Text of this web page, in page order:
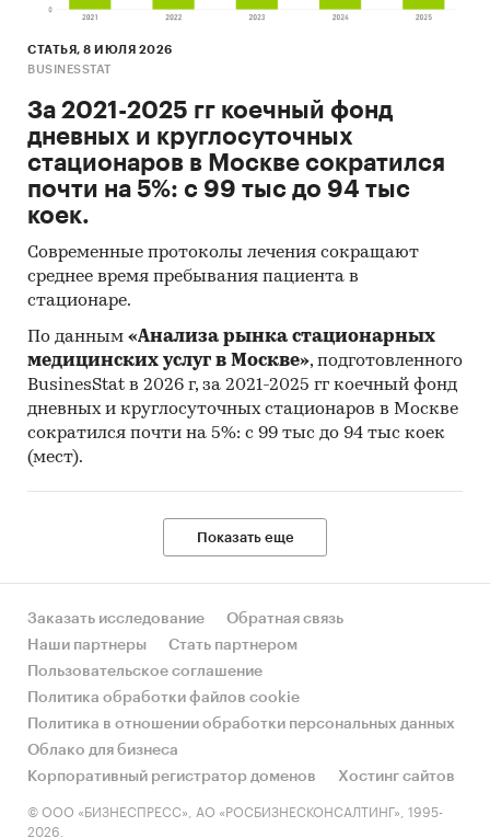
СТАТЬЯ, 8 ИЮЛЯ 2026
BUSINESSTAT
За 2021-2025 гг коечный фонд
дневных и круглосуточных
стационаров в Москве сократился
почти на 5%: с 99 тыс до 94 тыс
коек.
Современные протоколы лечения сокращают
среднее время пребывания пациента в
стационаре.
По данным «Анализа рынка стационарных
медицинских услуг в Москве», подготовленного
BusinesStat в 2026 г, за 2021-2025 гг коечный фонд
дневных и круглосуточных стационаров в Москве
сократился почти на 5%: с 99 тыс до 94 тыс коек
(мест).
Показать еще
Заказать исследование
Обратная связь
Наши партнеры
Стать партнером
Пользовательское соглашение
Политика обработки файлов cookie
Политика в отношении обработки персональных данных
Облако для бизнеса
Корпоративный регистратор доменов
Хостинг сайтов
© ООО «БИЗНЕСПРЕСС», АО «РОСБИЗНЕСКОНСАЛТИНГ», 1995-
2026.